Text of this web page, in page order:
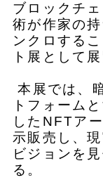
ブロックチ
術が作家の
ンクロする
ト展として
本展では、
トフォーム
したNFTア
示販売し、
ビジョンを
る。